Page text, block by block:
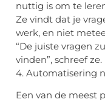
nuttig is om te
Ze vindt dat je
werk, en niet
“De juiste vragen
vinden”, schreef ze.
4. Automatisering
Een van de meest